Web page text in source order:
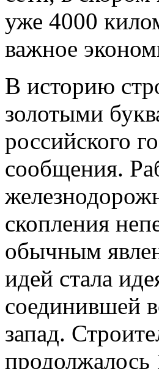
уже 4000
важное
В историю
золотыми
российского
сообщения.
скопления
обычным
идей стала
соединившей
запад.